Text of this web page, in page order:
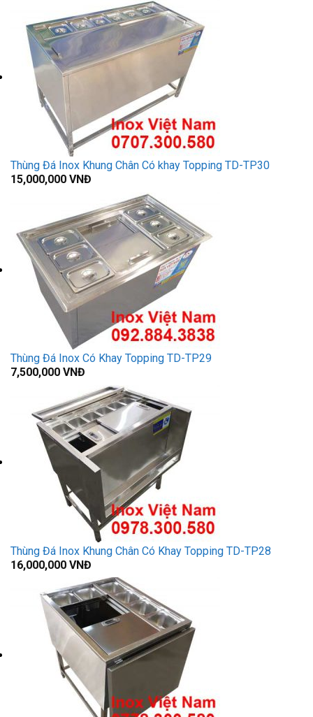
Thùng Đá Inox Khung Chân Có khay Topping TD-TP30
15,000,000 VNĐ
Thùng Đá Inox Có Khay Topping TD-TP29
7,500,000 VNĐ
Thùng Đá Inox Khung Chân Có Khay Topping TD-TP28
16,000,000 VNĐ